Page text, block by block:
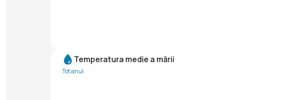
Temperatura medie a mării
Tot anul